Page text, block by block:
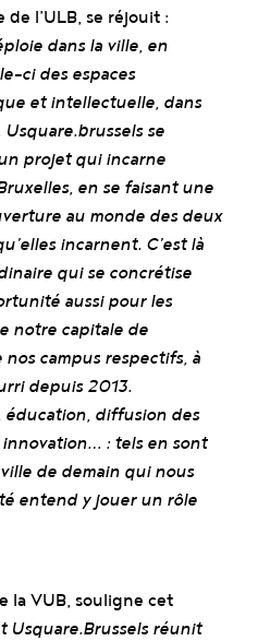
l’ULB, se réjouit :
dans la ville, en
ci des espaces
et intellectuelle, dans
se
projet qui incarne
en se faisant une
au monde des deux
incarnent. C’est là
qui se concrétise
aussi pour les
notre capitale de
campus respectifs, à
depuis 2013.
diffusion des
: tels en sont
ville de demain qui nous
entend y jouer un rôle
la VUB, souligne cet
Usquare.Brussels réunit